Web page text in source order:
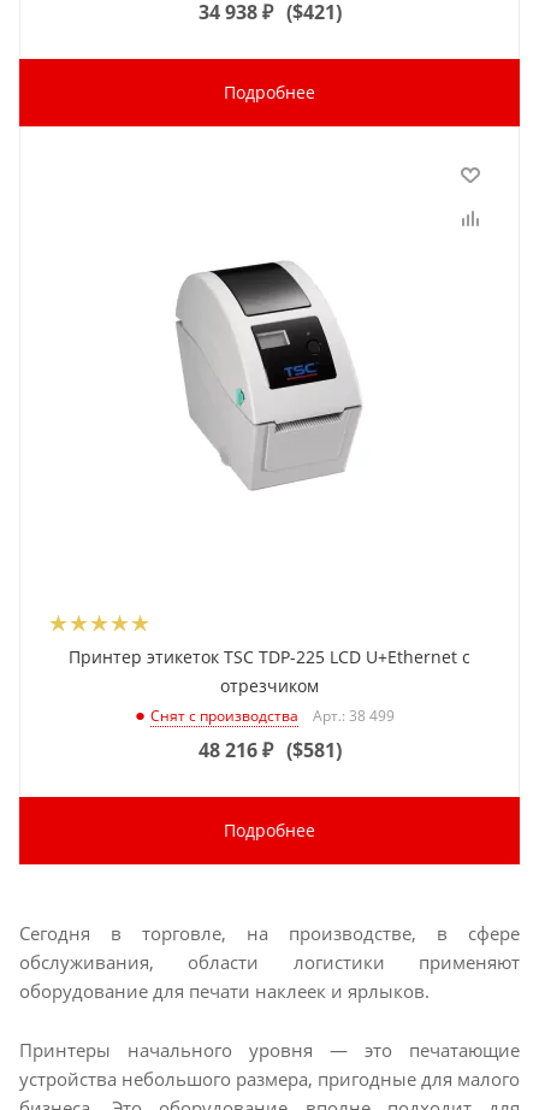
34 938₽ ($421)
Подробнее
Принтер этикеток TSC TDP-225 LCD U+Ethernet с
отрезчиком
Снят с производства Арт.: 38 499
48 216₽ ($581)
Подробнее
Сегодня в торговле, на производстве, в сфере
обслуживания, области логистики применяют
оборудование для печати наклеек и ярлыков.
Принтеры начального уровня — это печатающие
устройства небольшого размера, пригодные для малого